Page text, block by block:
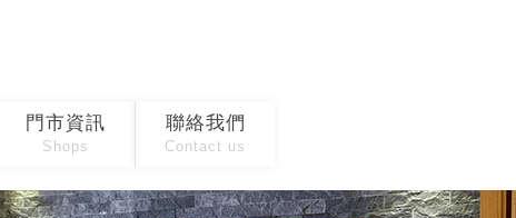
門市資訊
Shops
聯絡我們
Contact us